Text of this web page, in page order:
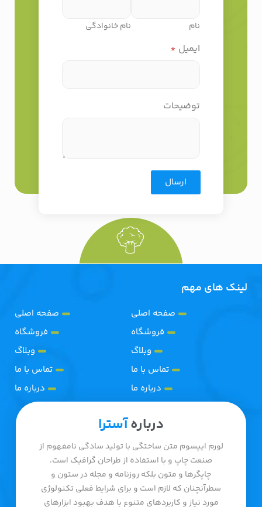
نام نام خانوادگی
ایمیل *
توضیحات
ارسال
لینک های مهم
صفحه اصلی
فروشگاه
وبلاگ
تماس با ما
درباره ما
صفحه اصلی
فروشگاه
وبلاگ
تماس با ما
درباره ما
دربارهآسترا
لورم ایپسوم متن ساختگی با تولید سادگی نامفهوم از
صنعت چاپ و با استفاده از طراحان گرافیک است.
چاپگرها و متون بلکه روزنامه و مجله در ستون و
سطرآنچنان که لازم است و برای شرایط فعلی تکنولوژی
مورد نیاز و کاربردهای متنوع با هدف بهبود ابزارهای